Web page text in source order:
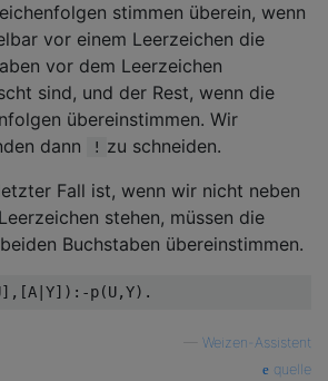
stimmen überein, wenn
vor einem Leerzeichen die
vor dem Leerzeichen
sind, und der Rest, wenn die
übereinstimmen. Wir
dann
! zu schneiden.
Fall ist, wenn wir nicht neben
stehen, müssen die
Buchstaben übereinstimmen.
Weizen-Assistent
quelle